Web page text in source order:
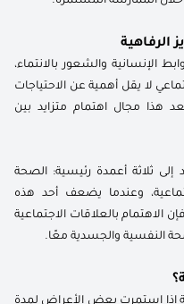
الرفاهية
الإنسانية والشعور بالانتماء،
لا يقل أهمية عن الاحتياجات
هذا مجال اهتمام متزايد بين
ثلاثة أعمدة رئيسية: الصحة
وعندما يضعف أحد هذه
الاهتمام بالعلاقات الاجتماعية
النفسية والجسدية معًا.
إذا استمرت بعض الأعراض لمدة